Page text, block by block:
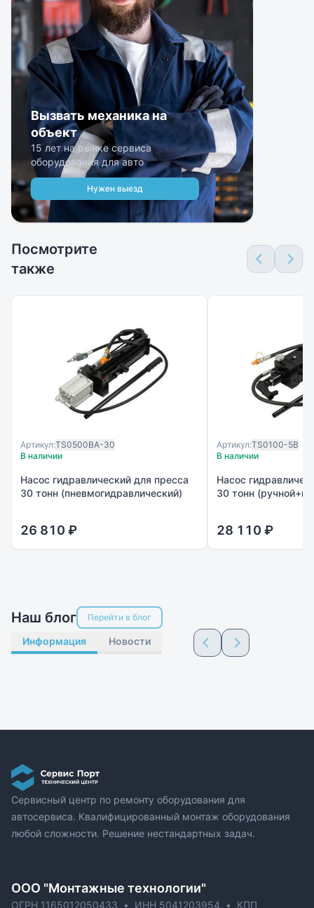
Вызвать механика на
объект
15 лет на рынке сервиса
оборудования для авто
Нужен выезд
Посмотрите
также
Артикул:TS0500BA-30
В наличии
Насос гидравлический для пресса
30 тонн (пневмогидравлический)
26 810 ₽
Артикул:TS0100-5B
В наличии
Насос
30 тонн
28 110 ₽
Наш блог Перейти в блог
Информация Новости
Сервисный центр по ремонту оборудования для
автосервиса. Квалифицированный монтаж оборудования
любой сложности. Решение нестандартных задач.
ОOO "Монтажные технологии"
ОГРН 1165012050433 • ИНН 5041203954 •
КПП